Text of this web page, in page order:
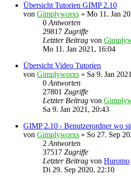
Übersicht Tutorien GIMP 2.10
von Gimplyworxs » Mo 11. Jan
0 Antworten
29817 Zugriffe
Letzter Beitrag von
Mo 11. Jan 2021, 16:04
Übersicht Video Tutorien
von Gimplyworxs » Sa 9. Jan
0 Antworten
27801 Zugriffe
Letzter Beitrag von
Sa 9. Jan 2021, 20:43
GIMP 2.10 - Benutzerordner wo
von Gimplyworxs » So 27. Sep
2 Antworten
37517 Zugriffe
Letzter Beitrag von Huromo
Di 29. Sep 2020, 22:10